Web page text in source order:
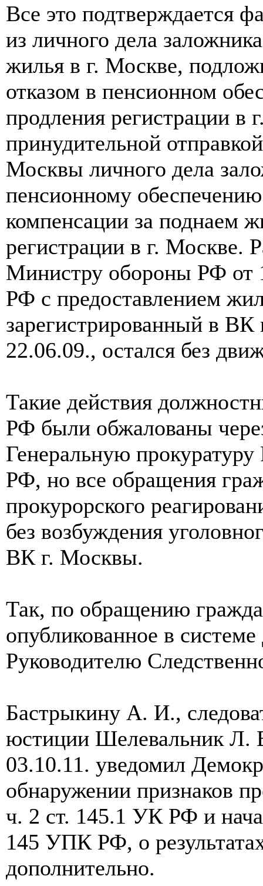
Все это подтверждается
из личного дела
жилья в г. Москве,
отказом в пенсионном
продления регистрации в
принудительной
Москвы личного дела
пенсионному
компенсации за поднаем
регистрации в г. Москве.
Министру обороны РФ от
РФ с предоставлением
зарегистрированный в
22.06.09., остался без
Такие действия
РФ были обжалованы
Генеральную
РФ, но все обращения
прокурорского
без возбуждения
ВК г. Москвы.
Так, по обращению
опубликованное в
Руководителю
Бастрыкину А. И.,
юстиции Шелевальник Л.
03.10.11. уведомил
обнаружении признаков
ч. 2 ст. 145.1 УК РФ и
145 УПК РФ, о
дополнительно.